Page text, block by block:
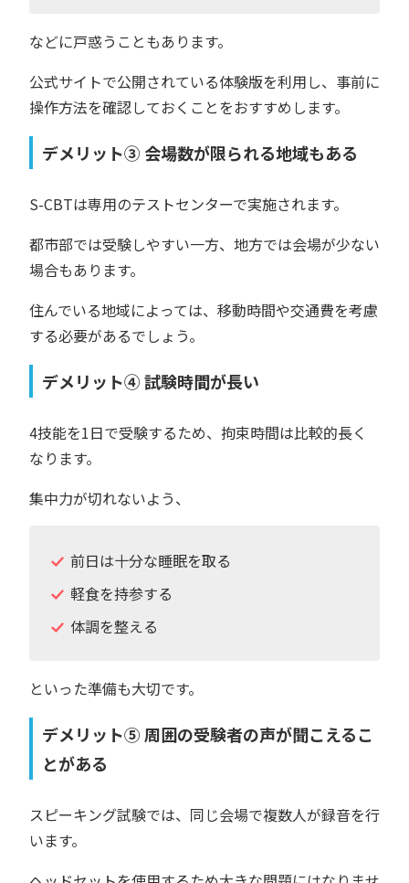
などに戸惑うこともあります。
公式サイトで公開されている体験版を利用し、事前に
操作方法を確認しておくことをおすすめします。
デメリット③ 会場数が限られる地域もある
S-CBTは専用のテストセンターで実施されます。
都市部では受験しやすい一方、地方では会場が少ない
場合もあります。
住んでいる地域によっては、移動時間や交通費を考慮
する必要があるでしょう。
デメリット④ 試験時間が長い
4技能を1日で受験するため、拘束時間は比較的長く
なります。
集中力が切れないよう、
前日は十分な睡眠を取る
軽食を持参する
体調を整える
といった準備も大切です。
デメリット⑤ 周囲の受験者の声が聞こえるこ
とがある
スピーキング試験では、同じ会場で複数人が録音を行
います。